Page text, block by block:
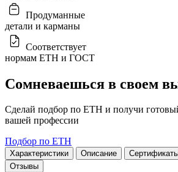
Продуманные
детали и карманы
Соответствует
нормам ЕТН и ГОСТ
Сомневаешься в своем
Сделай подбор по ЕТН и получи
вашей профессии
Подбор по ЕТН
Характеристики Описание
Отзывы